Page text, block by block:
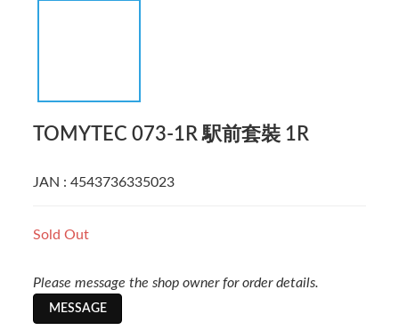
TOMYTEC 073-1R 駅前套裝 1R
JAN : 4543736335023
Sold Out
Please message the shop owner for order details.
MESSAGE